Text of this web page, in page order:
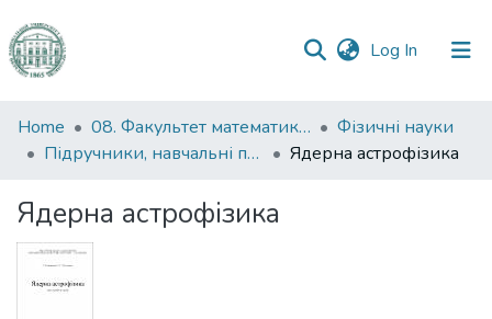
Log In (current)
Communities
&
All of DSpace
Statistics
Home 08. Факультет математики, фізики та інформаційних технологій
Фізичні науки
Підручники, навчальні посібники та інші науково- та навчально-методичні праці ФМФІТ (Фізичні науки)
Ядерна астрофізика
Ядерна астрофізика